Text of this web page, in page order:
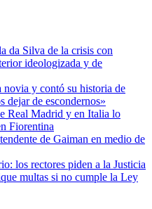
da Silva de la crisis con
ideologizada y de
novia y contó su historia de
dejar de escondernos»
Real Madrid y en Italia lo
Fiorentina
de Gaiman en medio de
los rectores piden a la Justicia
multas si no cumple la Ley